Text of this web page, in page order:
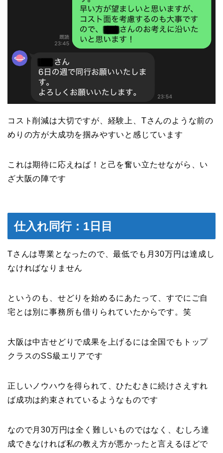
コスト削減は大切ですが、経験上、Tさんのような前の
めりの方が大成功を掴みやすいと感じています
これは期待に応えねば！と己を奮い立たせながら、い
ざ大阪の陣です
仕入れ同行：1日目
Tさんは専業となったので、最低でも月30万円は達成し
なければなりません
というのも、せどりを始めるにあたって、すでにご自
宅とは別に事務所も借りられていたからです。笑
大阪は中古せどりで成果を上げるには全国でもトップ
クラスのSS級エリアです
正しいノウハウを得られて、ひたむきに続けさえすれ
ば成功は約束されているようなものです
なので月30万円は全く難しいものではなく、むしろ達
成できなければ私の教え方が悪かったと言えるほどで